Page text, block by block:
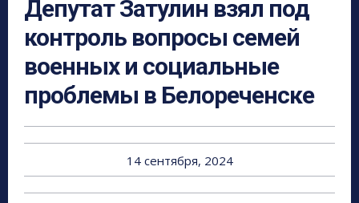
Депутат Затулин взял под
контроль вопросы семей
военных и социальные
проблемы в Белореченске
14 сентября, 2024